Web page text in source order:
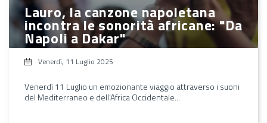
Lauro, la canzone napoletana
incontra le sonorità africane: "Da
Napoli a Dakar"
Venerdì, 11 Luglio 2025
Venerdì 11 Luglio un emozionante viaggio attraverso i suoni
del Mediterraneo e dell’Africa Occidentale...